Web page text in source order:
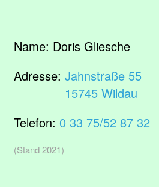
Name: Doris Gliesche
Adresse: Jahnstraße 55
15745 Wildau
Telefon: 0 33 75/52 87 32
(Stand 2021)